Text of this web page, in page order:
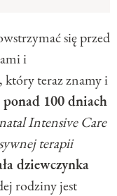
się przed
i
teraz znamy i
ponad 100 dniach
Intensive Care
terapii
dziewczynka
rodziny jest